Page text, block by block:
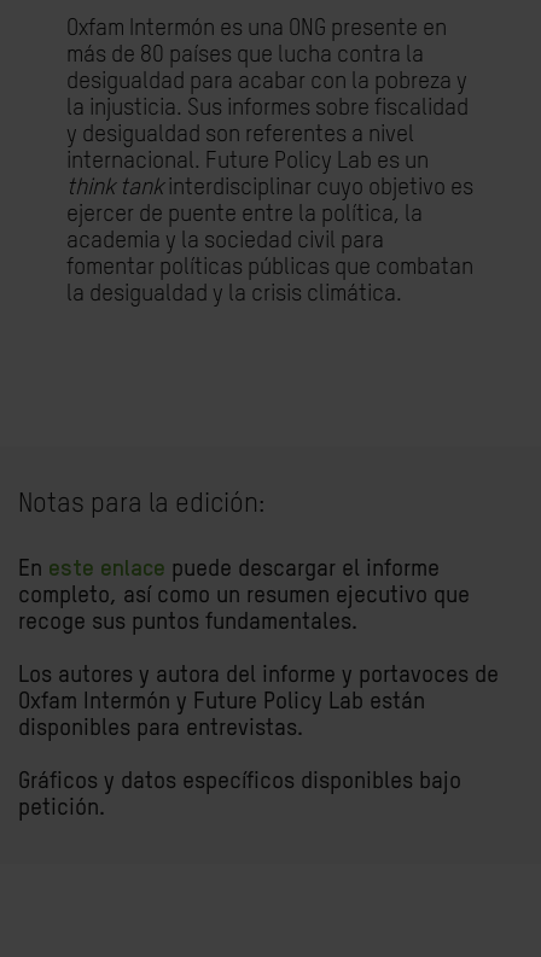
Oxfam Intermón es una ONG presente en
más de 80 países que lucha contra la
desigualdad para acabar con la pobreza y
la injusticia. Sus informes sobre fiscalidad
y desigualdad son referentes a nivel
internacional. Future Policy Lab es un
think tankinterdisciplinar cuyo objetivo es
ejercer de puente entre la política, la
academia y la sociedad civil para
fomentar políticas públicas que combatan
la desigualdad y la crisis climática.
Notas para la edición:
En este enlace puede descargar el informe
completo, así como un resumen ejecutivo que
recoge sus puntos fundamentales.
Los autores y autora del informe y portavoces de
Oxfam Intermón y Future Policy Lab están
disponibles para entrevistas.
Gráficos y datos específicos disponibles bajo
petición.